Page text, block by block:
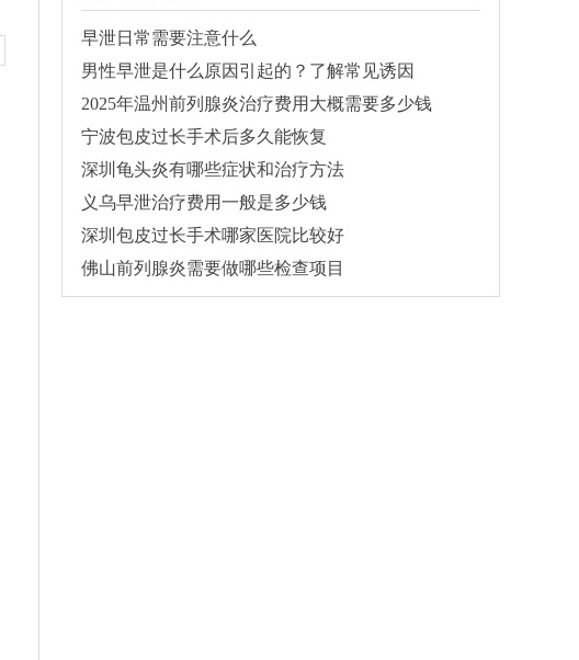
早泄日常需要注意什么
男性早泄是什么原因引起的？了解常见诱因
2025年温州前列腺炎治疗费用大概需要多少钱
宁波包皮过长手术后多久能恢复
深圳龟头炎有哪些症状和治疗方法
义乌早泄治疗费用一般是多少钱
深圳包皮过长手术哪家医院比较好
佛山前列腺炎需要做哪些检查项目